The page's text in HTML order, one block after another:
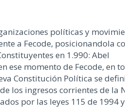
políticas y
a Fecode, posicionandola
en 1.990: Abel
ese momento de Fecode, en
Constitución Política se
los ingresos corrientes de la
por las leyes 115 de 1994